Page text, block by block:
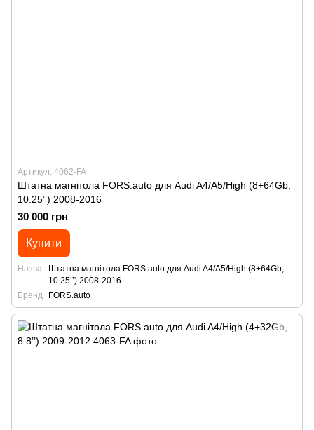
Артикул: 4062-FA
Штатна магнітола FORS.auto для Audi A4/A5/High (8+64Gb,
10.25’’) 2008-2016
30 000 грн
Купити
Назва
Штатна магнітола FORS.auto для Audi A4/A5/High (8+64Gb,
10.25’’) 2008-2016
Бренд
FORS.auto